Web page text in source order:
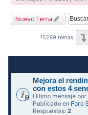
Nuevo Tema
15299 temas
Mejora el
con estos 4
Último mensaje por
Publicado en Foro
Respuestas:2